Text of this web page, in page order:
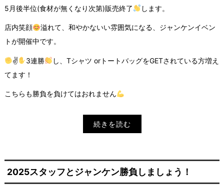
5月後半位(食材が無くなり次第)販売終了
します。
店内笑顔
溢れて、和やかないい雰囲気になる、ジャンケンイベン
トが開催中です。
✌ 3連勝
し、Tシャツ orトートバッグをGETされている方増え
てます！
こちらも勝負を負けてはおれません
続きを読む
2025スタッフとジャンケン勝負しましょう！